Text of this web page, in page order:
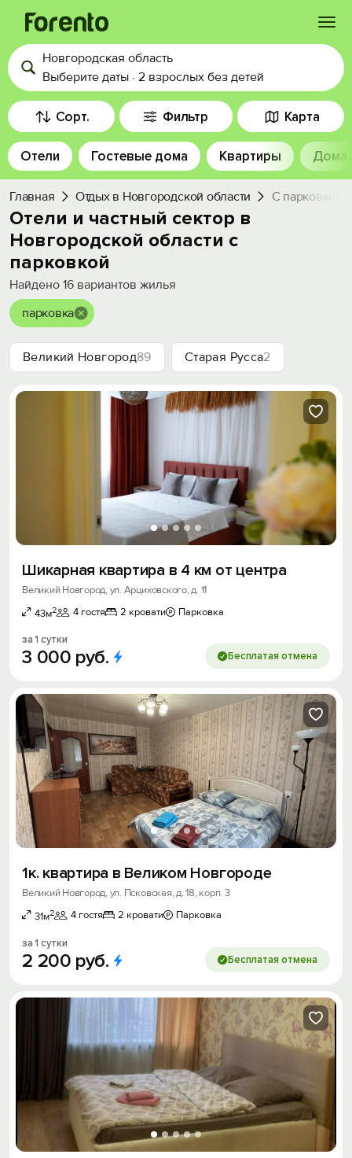
Войти
Избранное
История просмотра
Добавить свой объект
Новгородская область
Выберите даты · 2 взрослых без детей
Сорт. Фильтр Карта
Отели Гостевые дома Квартиры Дома
Главная Отдых в Новгородской области С парковкой
Отели и частный сектор в
Новгородской области с
парковкой
Найдено 16 вариантов жилья
парковка
Великий Новгород89 Старая Русса2
Шикарная квартира в 4 км от центра
Великий Новгород, ул. Арциховского, д. 11
43м2 4 гостя 2 кровати Парковка
за 1 сутки
3 000 руб. Бесплатая отмена
1к. квартира в Великом Новгороде
Великий Новгород, ул. Псковская, д. 18, корп. 3
31м2 4 гостя 2 кровати Парковка
за 1 сутки
2 200 руб. Бесплатая отмена